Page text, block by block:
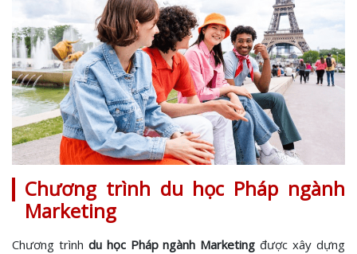
Chương trình du học Pháp ngành
Marketing
Chương trình du học Pháp ngành Marketing được xây dựng